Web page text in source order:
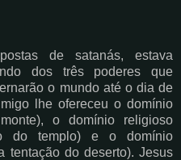
de satanás, estava
dos três poderes que
o mundo até o dia de
lhe ofereceu o domínio
o domínio religioso
do templo) e o domínio
tentação do deserto). Jesus